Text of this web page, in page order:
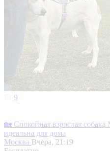
9
🏡 Спокойная взрослая
идеальна для дома
Москва Вчера, 21:19